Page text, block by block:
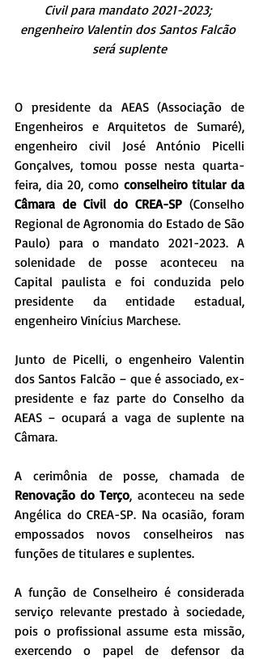
Civil para mandato 2021-2023;
engenheiro Valentin dos Santos Falcão
será suplente
O presidente da AEAS (Associação de
Engenheiros e Arquitetos de Sumaré),
engenheiro civil José António Picelli
Gonçalves, tomou posse nesta quarta-
feira, dia 20, como conselheiro titular da
Câmara de Civil do CREA-SP (Conselho
Regional de Agronomia do Estado de São
Paulo) para o mandato 2021-2023. A
solenidade de posse aconteceu na
Capital paulista e foi conduzida pelo
presidente da entidade estadual,
engenheiro Vinícius Marchese.
Junto de Picelli, o engenheiro Valentin
dos Santos Falcão – que é associado, ex-
presidente e faz parte do Conselho da
AEAS – ocupará a vaga de suplente na
Câmara.
Renovação do Terço, aconteceu na sede
Angélica do CREA-SP. Na ocasião, foram
empossados novos conselheiros nas
funções de titulares e suplentes.
A função de Conselheiro é considerada
serviço relevante prestado à sociedade,
pois o profissional assume esta missão,
exercendo o papel de defensor da